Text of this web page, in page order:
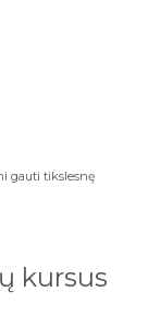
gauti tikslesnę
kursus